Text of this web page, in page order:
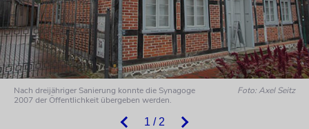
1 / 2
Nach dreijähriger Sanierung konnte die Synagoge
2007 der Öffentlichkeit übergeben werden.
Foto: Axel Seitz